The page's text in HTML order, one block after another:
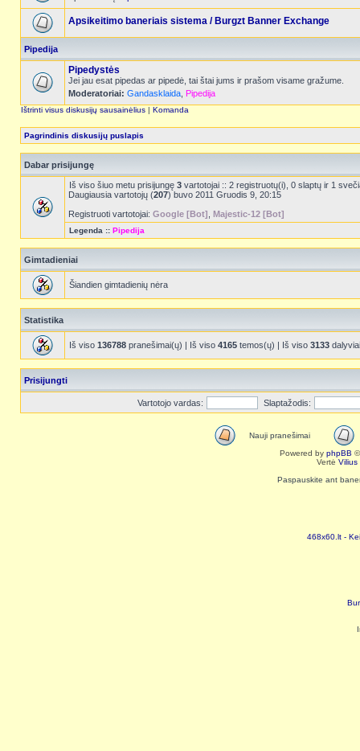
Apsikeitimo baneriais sistema / Burgzt Banner Exchange
Pipedija
Pipedystės
Jei jau esat pipedas ar pipedė, tai štai jums ir prašom visame gražume.
Moderatoriai: Gandasklaida Pipedija
Ištrinti visus diskusijų sausainėlius | Komanda
Pagrindinis diskusijų puslapis
Dabar prisijungę
Iš viso šiuo metu prisijungę 3 vartotojai :: 2 registruotų(i), 0 slaptų ir 1
Daugiausia vartotojų (207) buvo 2011 Gruodis 9, 20:15
Registruoti vartotojai: Google [Bot] Majestic-12 [Bot]
Legenda :: Pipedija
Gimtadieniai
Šiandien gimtadienių nėra
Statistika
Iš viso 136788 pranešimai(ų) | Iš viso 4165 temos(ų) | Iš viso 3133
Prisijungti
Vartotojo vardas: Slaptažodis:
Nauji pranešimai
Powered by phpBB
Vertė Vilius
Paspauskite ant
468x60.lt -